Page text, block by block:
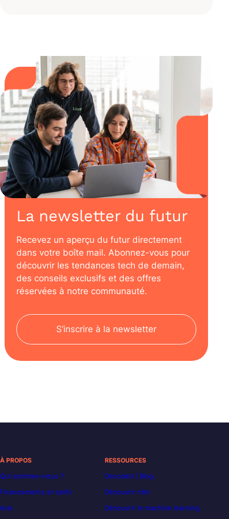
La newsletter du futur
Recevez un aperçu du futur directement
dans votre boîte mail. Abonnez-vous pour
découvrir les tendances tech de demain,
des conseils exclusifs et des offres
réservées à notre communauté.
S’inscrire à la newsletter
À PROPOS
Qui sommes-nous ?
Financements et tarifs
Avis
RESSOURCES
Decoded | Blog
Découvrir n8n
Découvrir le machine learning